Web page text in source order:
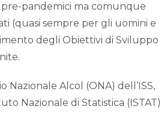
pandemici ma comunque
(quasi sempre per gli uomini e
degli Obiettivi di Sviluppo
Alcol (ONA) dell’ISS,
Nazionale di Statistica (ISTAT)